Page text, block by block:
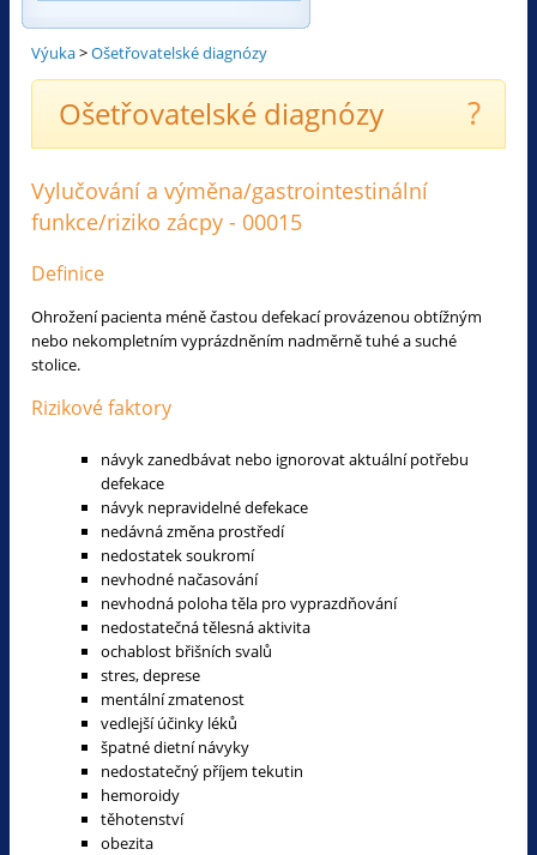
Výuka>Ošetřovatelské diagnózy
Ošetřovatelské diagnózy ?
Vylučování a výměna/gastrointestinální
funkce/riziko zácpy - 00015
Definice
Ohrožení pacienta méně častou defekací provázenou obtížným
nebo nekompletním vyprázdněním nadměrně tuhé a suché
stolice.
Rizikové faktory
návyk zanedbávat nebo ignorovat aktuální potřebu
defekace
návyk nepravidelné defekace
nedávná změna prostředí
nedostatek soukromí
nevhodné načasování
nevhodná poloha těla pro vyprazdňování
nedostatečná tělesná aktivita
ochablost břišních svalů
stres, deprese
mentální zmatenost
vedlejší účinky léků
špatné dietní návyky
nedostatečný příjem tekutin
hemoroidy
těhotenství
obezita